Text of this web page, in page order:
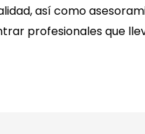
así como
profesionales que